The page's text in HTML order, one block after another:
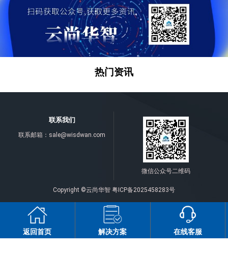
热门资讯
联系我们
联系邮箱： sale@wisdwan.com
微信公众号二维码
Copyright ©云尚华智 粤ICP备2025458283号
返回首页 解决方案 在线客服